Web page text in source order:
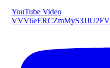
YouTube Video